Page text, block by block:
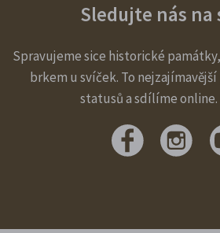
Sledujte nás
Spravujeme sice historické
brkem u svíček. To
statusů a sdílíme